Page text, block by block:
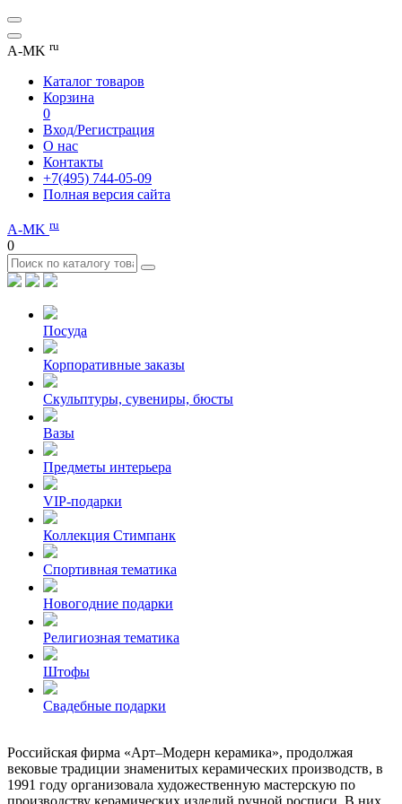
A-MK ru
Каталог товаров
Корзина
0
Вход/Регистрация
О нас
Контакты
+7(495) 744-05-09
Полная версия сайта
A-MK ru
0
Посуда
Корпоративные заказы
Скульптуры, сувениры, бюсты
Вазы
Предметы интерьера
VIP-подарки
Коллекция Стимпанк
Спортивная тематика
Новогодние подарки
Религиозная тематика
Штофы
Свадебные подарки
Российская фирма «Арт–Модерн керамика», продолжая
вековые традиции знаменитых керамических производств, в
1991 году организовала художественную мастерскую по
производству керамических изделий ручной росписи. В них